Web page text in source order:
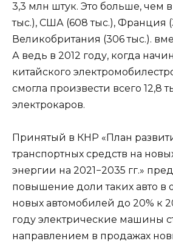
3,3 млн штук. Это больше, чем
тыс.), США (608 тыс.), Франция
Великобритания (306 тыс.).
А ведь в 2012 году, когда
китайского
смогла произвести всего 12,8
электрокаров.
Принятый в КНР «План
транспортных средств на
энергии на 2021−2035 гг.»
повышение доли таких авто в
новых автомобилей до 20% к
году электрические машины
направлением в продажах